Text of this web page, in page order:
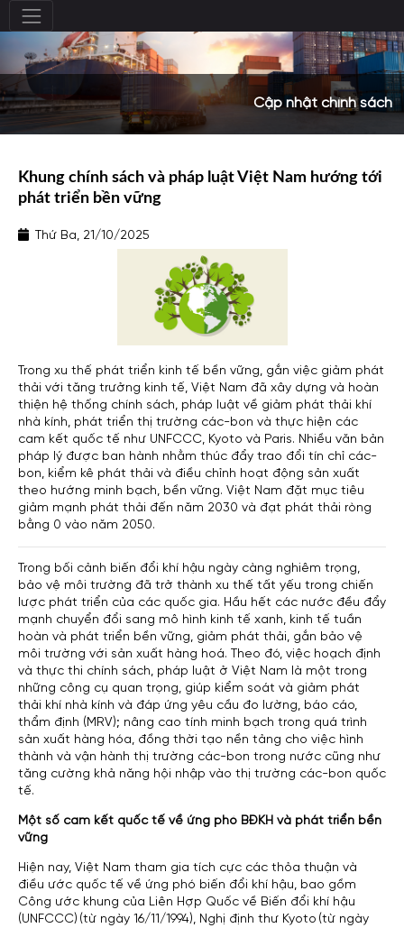
Cập nhật chính sách
Khung chính sách và pháp luật Việt Nam hướng tới
phát triển bền vững
Thứ Ba, 21/10/2025
Trong xu thế phát triển kinh tế bền vững, gắn việc giảm phát
thải với tăng trưởng kinh tế, Việt Nam đã xây dựng và hoàn
thiện hệ thống chính sách, pháp luật về giảm phát thải khí
nhà kính, phát triển thị trường các-bon và thực hiện các
cam kết quốc tế như UNFCCC, Kyoto và Paris. Nhiều văn bản
pháp lý được ban hành nhằm thúc đẩy trao đổi tín chỉ các-
bon, kiểm kê phát thải và điều chỉnh hoạt động sản xuất
theo hướng minh bạch, bền vững. Việt Nam đặt mục tiêu
giảm mạnh phát thải đến năm 2030 và đạt phát thải ròng
bằng 0 vào năm 2050.
Trong bối cảnh biến đổi khí hậu ngày càng nghiêm trọng,
bảo vệ môi trường đã trở thành xu thế tất yếu trong chiến
lược phát triển của các quốc gia. Hầu hết các nước đều đẩy
mạnh chuyển đổi sang mô hình kinh tế xanh, kinh tế tuần
hoàn và phát triển bền vững, giảm phát thải, gắn bảo vệ
môi trường với sản xuất hàng hoá. Theo đó, việc hoạch định
và thực thi chính sách, pháp luật ở Việt Nam là một trong
những công cụ quan trọng, giúp kiểm soát và giảm phát
thải khí nhà kính và đáp ứng yêu cầu đo lường, báo cáo,
thẩm định (MRV); nâng cao tính minh bạch trong quá trình
sản xuất hàng hóa, đồng thời tạo nền tảng cho việc hình
thành và vận hành thị trường các-bon trong nước cũng như
tăng cường khả năng hội nhập vào thị trường các-bon quốc
tế.
Một số cam kết quốc tế về ứng phó BĐKH và phát triển bền
vững
Hiện nay, Việt Nam tham gia tích cực các thỏa thuận và
điều ước quốc tế về ứng phó biến đổi khí hậu, bao gồm
Công ước khung của Liên Hợp Quốc về Biến đổi khí hậu
(UNFCCC) (từ ngày 16/11/1994), Nghị định thư Kyoto (từ ngày